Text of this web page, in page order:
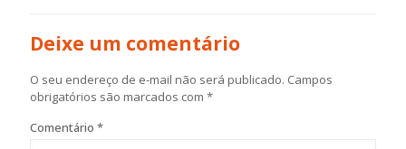
Deixe um comentário
O seu endereço de e-mail não será publicado. Campos
obrigatórios são marcados com *
Comentário *